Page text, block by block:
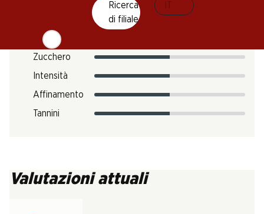
Ricerca
di filiale
Acidità
Zucchero
Intensità
Affinamento
Tannini
Valutazioni attuali